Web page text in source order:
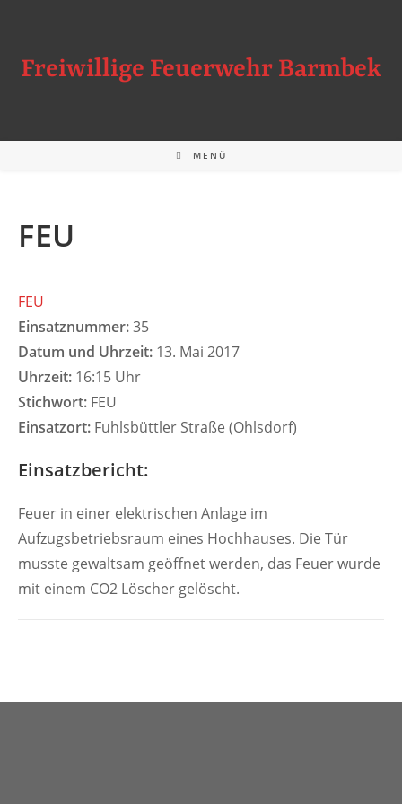
springen
Freiwillige Feuerwehr Barmbek
MENÜ
FEU
FEU
Einsatznummer:35
Datum und Uhrzeit: 13. Mai 2017
Uhrzeit: 16:15 Uhr
Stichwort: FEU
Einsatzort: Fuhlsbüttler Straße (Ohlsdorf)
Einsatzbericht:
Feuer in einer elektrischen Anlage im
Aufzugsbetriebsraum eines Hochhauses. Die Tür
musste gewaltsam geöffnet werden, das Feuer wurde
mit einem CO2 Löscher gelöscht.